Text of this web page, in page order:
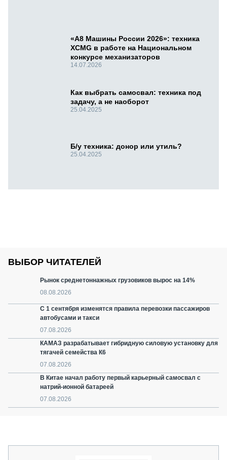
«А8 Машины России 2026»: техника
XCMG в работе на Национальном
конкурсе механизаторов
14.07.2026
Как выбрать самосвал: техника под
задачу, а не наоборот
25.04.2025
Б/у техника: донор или утиль?
25.04.2025
ВЫБОР ЧИТАТЕЛЕЙ
Рынок среднетоннажных грузовиков вырос на 14%
08.08.2026
С 1 сентября изменятся правила перевозки пассажиров
автобусами и такси
07.08.2026
КАМАЗ разрабатывает гибридную силовую установку для
тягачей семейства К6
07.08.2026
В Китае начал работу первый карьерный самосвал с
натрий-ионной батареей
07.08.2026